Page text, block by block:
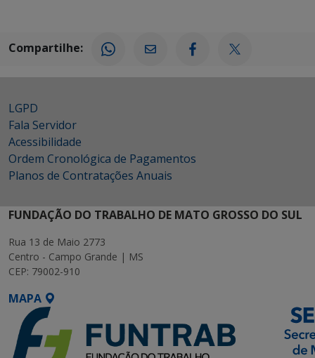
Compartilhe:
LGPD
Fala Servidor
Acessibilidade
Ordem Cronológica de Pagamentos
Planos de Contratações Anuais
FUNDAÇÃO DO TRABALHO DE MATO GROSSO DO SUL
Rua 13 de Maio 2773
Centro - Campo Grande | MS
CEP: 79002-910
MAPA